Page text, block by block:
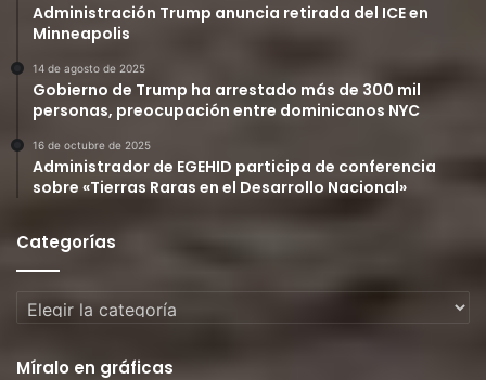
Administración Trump anuncia retirada del ICE en
Minneapolis
14 de agosto de 2025
Gobierno de Trump ha arrestado más de 300 mil
personas, preocupación entre dominicanos NYC
16 de octubre de 2025
Administrador de EGEHID participa de conferencia
sobre «Tierras Raras en el Desarrollo Nacional»
Categorías
Categorías
Míralo en gráficas